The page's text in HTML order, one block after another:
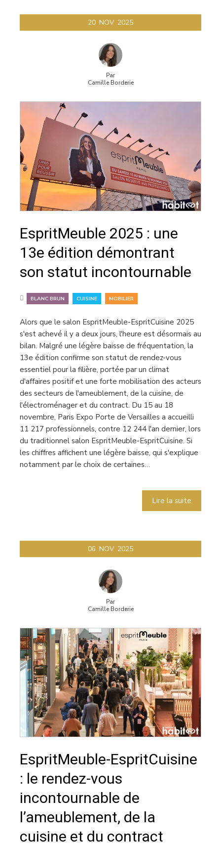
20 NOV 2025
Par
Camille Borderie
EspritMeuble 2025 : une
13e édition démontrant
son statut incontournable
BLANC BRUN CUISINE MOBILIER
Alors que le salon EspritMeuble-EspritCuisine 2025
s'est achevé il y a deux jours, l'heure est désormais au
bilan. Malgré une légère baisse de fréquentation, la
13e édition confirme son statut de rendez-vous
essentiel pour la filière, portée par un climat
d'affaires positif et une forte mobilisation des acteurs
des secteurs de l'ameublement, de la cuisine, de
l'électroménager et du contract. Du 15 au 18
novembre, Paris Expo Porte de Versailles a accueilli
11 217 professionnels, contre 12 244 l'an dernier, lors
du traditionnel salon EspritMeuble-EspritCuisine. Si
les chiffres affichent une légère baisse, qui s'explique
notamment par le choix de certaines…
Lire la suite
06 NOV 2025
Par
Camille Borderie
EspritMeuble-EspritCuisine
: le rendez-vous
incontournable de
l’ameublement, de la
cuisine et du contract